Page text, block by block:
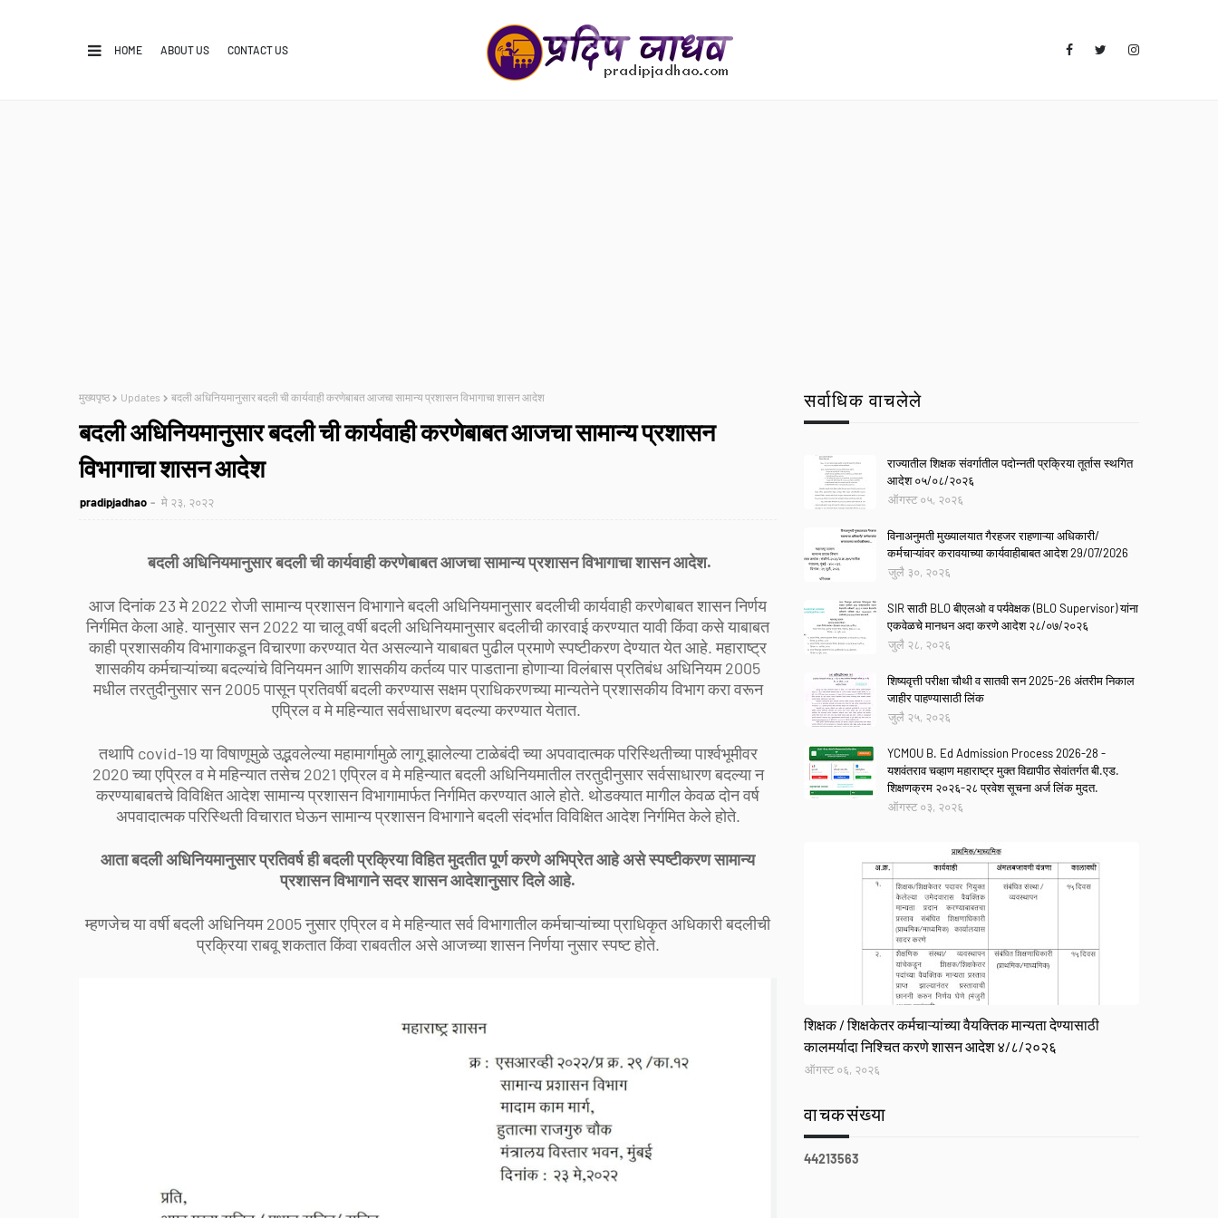
HOME ABOUT US CONTACT US
मुख्यपृष्ठ Updates बदली अधिनियमानुसार बदली ची कार्यवाही करणेबाबत आजचा सामान्य प्रशासन विभागाचा शासन आदेश
बदली अधिनियमानुसार बदली ची कार्यवाही करणेबाबत आजचा सामान्य प्रशासन
विभागाचा शासन आदेश
pradipjadhao मे २३, २०२२
बदली अधिनियमानुसार बदली ची कार्यवाही करणेबाबत आजचा सामान्य प्रशासन विभागाचा शासन आदेश.
आज दिनांक 23 मे 2022 रोजी सामान्य प्रशासन विभागाने बदली अधिनियमानुसार बदलीची कार्यवाही करणेबाबत शासन निर्णय
निर्गमित केला आहे. यानुसार सन 2022 या चालू वर्षी बदली अधिनियमानुसार बदलीची कारवाई करण्यात यावी किंवा कसे याबाबत
काही प्रशासकीय विभागाकडून विचारणा करण्यात येत असल्याने याबाबत पुढील प्रमाणे स्पष्टीकरण देण्यात येत आहे. महाराष्ट्र
शासकीय कर्मचाऱ्यांच्या बदल्यांचे विनियमन आणि शासकीय कर्तव्य पार पाडताना होणाऱ्या विलंबास प्रतिबंध अधिनियम 2005
मधील तरतुदीनुसार सन 2005 पासून प्रतिवर्षी बदली करण्यास सक्षम प्राधिकरणच्या मान्यतेने प्रशासकीय विभाग करा वरून
एप्रिल व मे महिन्यात सर्वसाधारण बदल्या करण्यात येतात.
तथापि covid-19 या विषाणूमुळे उद्भवलेल्या महामार्गामुळे लागू झालेल्या टाळेबंदी च्या अपवादात्मक परिस्थितीच्या पार्श्वभूमीवर
2020 च्या एप्रिल व मे महिन्यात तसेच 2021 एप्रिल व मे महिन्यात बदली अधिनियमातील तरतुदीनुसार सर्वसाधारण बदल्या न
करण्याबाबतचे विविक्षित आदेश सामान्य प्रशासन विभागामार्फत निर्गमित करण्यात आले होते. थोडक्यात मागील केवळ दोन वर्ष
अपवादात्मक परिस्थिती विचारात घेऊन सामान्य प्रशासन विभागाने बदली संदर्भात विविक्षित आदेश निर्गमित केले होते.
आता बदली अधिनियमानुसार प्रतिवर्ष ही बदली प्रक्रिया विहित मुदतीत पूर्ण करणे अभिप्रेत आहे असे स्पष्टीकरण सामान्य
प्रशासन विभागाने सदर शासन आदेशानुसार दिले आहे.
म्हणजेच या वर्षी बदली अधिनियम 2005 नुसार एप्रिल व मे महिन्यात सर्व विभागातील कर्मचाऱ्यांच्या प्राधिकृत अधिकारी बदलीची
प्रक्रिया राबवू शकतात किंवा राबवतील असे आजच्या शासन निर्णया नुसार स्पष्ट होते.
सर्वाधिक वाचलेले
राज्यातील शिक्षक संवर्गातील पदोन्नती प्रक्रिया तूर्तास स्थगित
आदेश ०५/०८/२०२६
ऑगस्ट ०५, २०२६
विनाअनुमती मुख्यालयात गैरहजर राहणाऱ्या अधिकारी/
कर्मचाऱ्यांवर करावयाच्या कार्यवाहीबाबत आदेश 29/07/2026
जुलै ३०, २०२६
SIR साठी BLO बीएलओ व पर्यवेक्षक (BLO Supervisor) यांना
एकवेळचे मानधन अदा करणे आदेश २८/०७/२०२६
जुलै २८, २०२६
शिष्यवृत्ती परीक्षा चौथी व सातवी सन 2025-26 अंतरीम निकाल
जाहीर पाहण्यासाठी लिंक
जुलै २५, २०२६
YCMOU B. Ed Admission Process 2026-28 -
यशवंतराव चव्हाण महाराष्ट्र मुक्त विद्यापीठ सेवांतर्गत बी.एड.
शिक्षणक्रम २०२६-२८ प्रवेश सूचना अर्ज लिंक मुदत.
ऑगस्ट ०३, २०२६
शिक्षक / शिक्षकेतर कर्मचाऱ्यांच्या वैयक्तिक मान्यता देण्यासाठी
कालमर्यादा निश्चित करणे शासन आदेश ४/८/२०२६
ऑगस्ट ०६, २०२६
वाचकसंख्या
44213563